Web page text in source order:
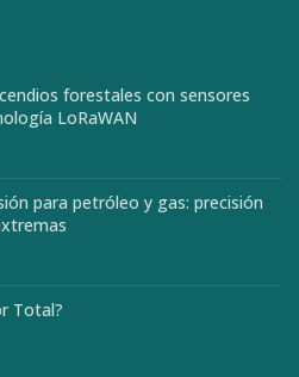
forestales con sensores
LoRaWAN
para petróleo y gas: precisión
Total?